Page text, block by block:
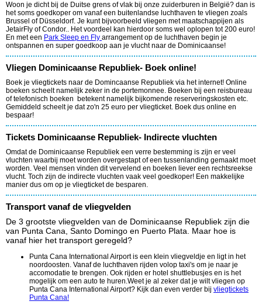
Woon je dicht bij de Duitse grens of vlak bij onze zuiderburen in België? dan is
het soms goedkoper om vanaf een buitenlandse luchthaven te vliegen zoals
Brussel of Düsseldorf. Je kunt bijvoorbeeld vliegen met maatschappijen als
JetairFly of Condor.. Het voordeel kan hierdoor soms wel oplopen tot 200 euro!
En met een Park Sleep en Fly arrangement op de luchthaven begin je
ontspannen en super goedkoop aan je vlucht naar de Dominicaanse!
Vliegen Dominicaanse Republiek- Boek online!
Boek je vliegtickets naar de Domincaanse Republiek via het internet! Online
boeken scheelt namelijk zeker in de portemonnee. Boeken bij een reisbureau
of telefonisch boeken betekent namelijk bijkomende reserveringskosten etc.
Gemiddeld scheelt je dat zo'n 25 euro per vliegticket. Boek dus online en
bespaar!
Tickets Dominicaanse Republiek- Indirecte vluchten
Omdat de Dominicaanse Republiek een verre bestemming is zijn er veel
vluchten waarbij moet worden overgestapt of een tussenlanding gemaakt moet
worden. Veel mensen vinden dit vervelend en boeken liever een rechtsreekse
vlucht. Toch zijn de indirecte vluchten vaak veel goedkoper! Een makkelijke
manier dus om op je vliegticket de besparen.
Transport vanaf de vliegvelden
De 3 grootste vliegvelden van de Dominicaanse Republiek zijn die
van Punta Cana, Santo Domingo en Puerto Plata. Maar hoe is
vanaf hier het transport geregeld?
Punta Cana International Airport is een klein vliegveldje en ligt in het
noordoosten. Vanaf de luchthaven rijden volop taxi's om je naar je
accomodatie te brengen. Ook rijden er hotel shuttlebusjes en is het
mogelijk om een auto te huren.Weet je al zeker dat je wilt vliegen op
Punta Cana International Airport? Kijk dan even verder bij vliegtickets
Punta Cana!